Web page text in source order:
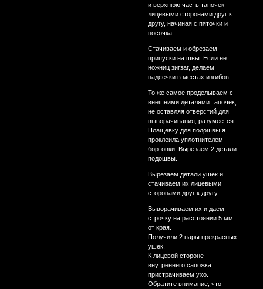
и верхнюю часть тапочек
лицевыми сторонами друг к
другу, начиная с пяточки и
носочка.
Стачиваем и обрезаем
припуски на швы. Если нет
ножниц зигзаг, делаем
надсечки в местах изгибов.
То же самое проделываем с
внешними деталями тапочек,
не оставляя отверстий для
выворачивания, разумеется.
Плащевку для подошвы я
проклеила уплотнителем
бортовки. Вырезаем 2 детали
подошвы.
Вырезаем детали ушек и
стачиваем их лицевыми
сторонами друг к другу.
Выворачиваем их и даем
строчку на расстоянии 5 мм
от края.
Получили 2 пары прекрасных
ушек.
К лицевой стороне
внутреннего сапожка
пристрачиваем ухо.
Обратите внимание, что